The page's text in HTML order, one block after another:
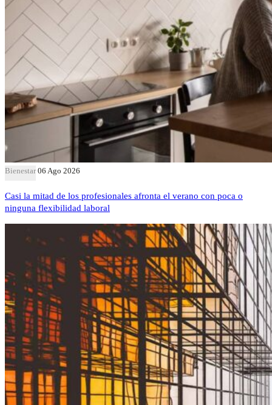
Bienestar 06 Ago 2026
Casi la mitad de los profesionales afronta el verano con poca o
ninguna flexibilidad laboral